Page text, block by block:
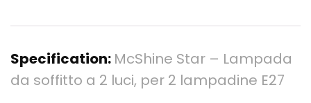
Specification: McShine Star – Lampada
da soffitto a 2 luci, per 2 lampadine E27